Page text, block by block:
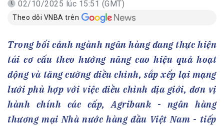
02/10/2025 lúc 15:51 (GMT)
Theo dõi VNBA trên
Trong bối cảnh ngành ngân hàng đang thực hiện
tái cơ cấu theo hướng nâng cao hiệu quả hoạt
động và tăng cường điều chỉnh, sắp xếp lại mạng
lưới phù hợp với việc điều chỉnh địa giới, đơn vị
hành chính các cấp, Agribank - ngân hàng
thương mại Nhà nước hàng đầu Việt Nam - tiếp